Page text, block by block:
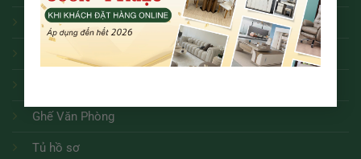
Kệ tivi
Ghế ăn các loại
Ghế Văn Phòng
Tủ hồ sơ